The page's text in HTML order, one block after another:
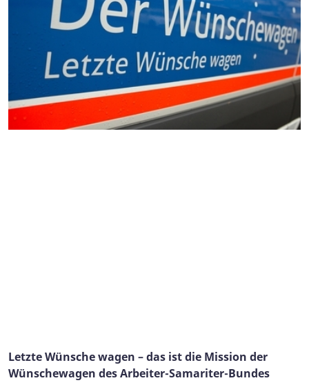
Projektkoordinatorinnen Christina Kunde / Christina
Wickert / Manuela Stebel
Letzte Wünsche wagen – das ist die Mission der
Wünschewagen des Arbeiter-Samariter-Bundes